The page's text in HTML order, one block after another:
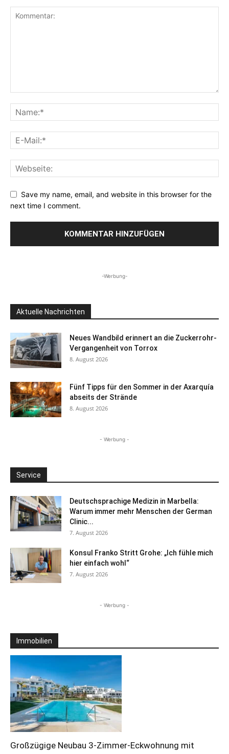
Save my name, email, and website in this browser for the
next time I comment.
-Werbung-
Aktuelle Nachrichten
Neues Wandbild erinnert an die Zuckerrohr-
Vergangenheit von Torrox
8. August 2026
Fünf Tipps für den Sommer in der Axarquía
abseits der Strände
8. August 2026
- Werbung -
Service
Deutschsprachige Medizin in Marbella:
Warum immer mehr Menschen der German
Clinic...
7. August 2026
Konsul Franko Stritt Grohe: „Ich fühle mich
hier einfach wohl“
7. August 2026
- Werbung -
Immobilien
Großzügige Neubau 3-Zimmer-Eckwohnung mit